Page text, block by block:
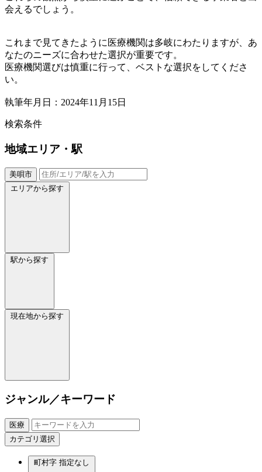
会えるでしょう。
これまで見てきたように医療機関は多岐にわたりますが、あ
なたのニーズに合わせた選択が重要です。
医療機関選びは慎重に行って、ベストな選択をしてくださ
い。
執筆年月日：2024年11月15日
検索条件
地域エリア・駅
美唄市
エリアから探す
駅から探す
現在地から探す
ジャンル／キーワード
医療
カテゴリ選択
町村字 指定なし